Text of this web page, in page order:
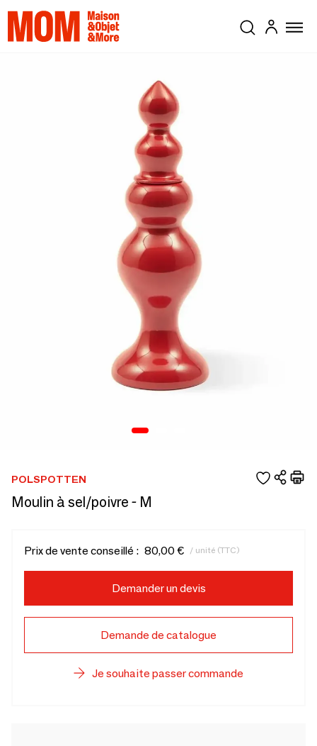
POLSPOTTEN
Moulin à sel/poivre - M
Prix de vente conseillé : 80,00 € / unité (TTC)
Demander un devis
Demande de catalogue
Je souhaite passer commande